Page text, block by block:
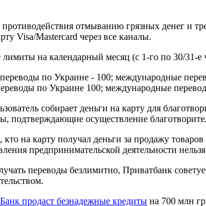
отмыванию грязных денег и
Visa/Mastercard через все каналы.
лимиты на календарный месяц (с 1-го по 30/31-е
переводы по Украине - 100; международные
по Украине 100; международные
собирает деньги на карту для
подтверждающие осуществление
кто на карту получал деньги за продажу
предпринимательской деятельности
переводы безлимитно, Приватбанк
продаст безнадежные кредиты на 700 млн